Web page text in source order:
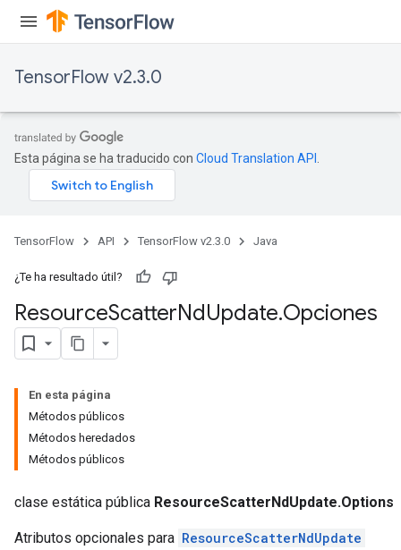
TensorFlow v2.3.0
Esta página se ha traducido con Cloud Translation API
TensorFlow API TensorFlow v2.3.0 Java
¿Te ha resultado útil?
ResourceScatterNdUpdate.Opciones
En esta página
Métodos públicos
Métodos heredados
Métodos públicos
clase estática pública ResourceScatterNdUpdate.Options
Atributos opcionales para ResourceScatterNdUpdate